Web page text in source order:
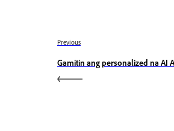
Previous
Gamitin ang personalized na AI